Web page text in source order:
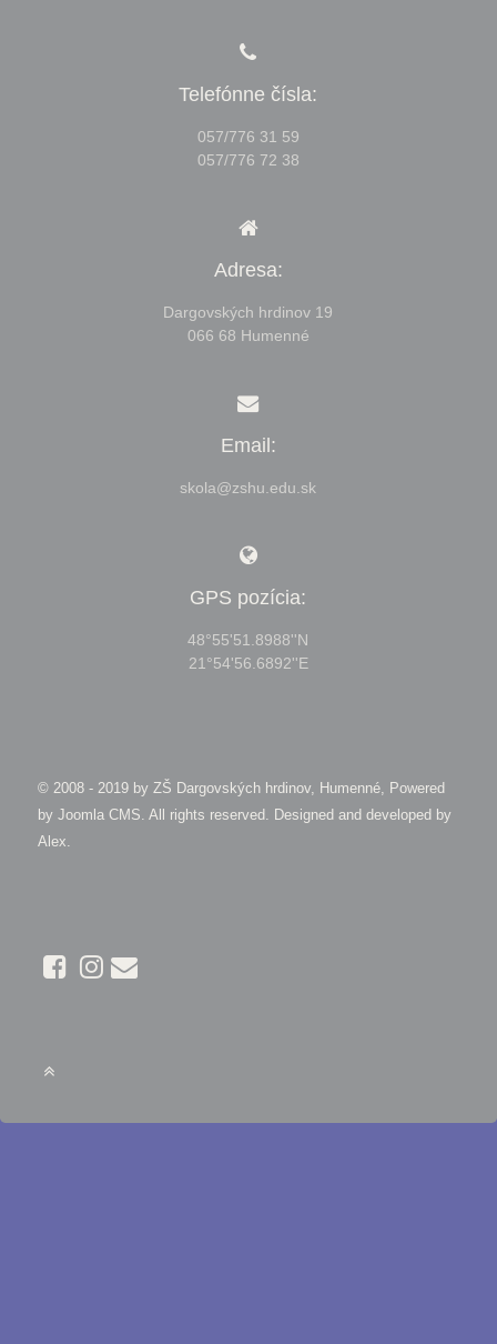
Telefónne čísla:
057/776 31 59
057/776 72 38
Adresa:
Dargovských hrdinov 19
066 68 Humenné
Email:
skola@zshu.edu.sk
GPS pozícia:
48°55'51.8988''N
21°54'56.6892''E
© 2008 - 2019 by ZŠ Dargovských hrdinov, Humenné, Powered
by Joomla CMS . All rights reserved. Designed and developed by
Alex